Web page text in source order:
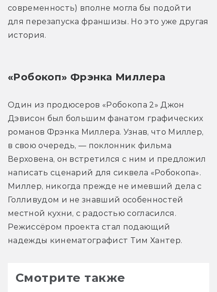
современность) вполне могла бы подойти
для перезапуска франшизы. Но это уже другая
история.
«Робокоп» Фрэнка Миллера
Один из продюсеров «Робокопа 2» Джон
Дэвисон был большим фанатом графических
романов Фрэнка Миллера. Узнав, что Миллер,
в свою очередь, — поклонник фильма
Верховена, он встретился с ним и предложил
написать сценарий для сиквела «Робокопа».
Миллер, никогда прежде не имевший дела с
Голливудом и не знавший особенностей
местной кухни, с радостью согласился.
Режиссёром проекта стал подающий
надежды кинематографист Тим Хантер.
Смотрите также